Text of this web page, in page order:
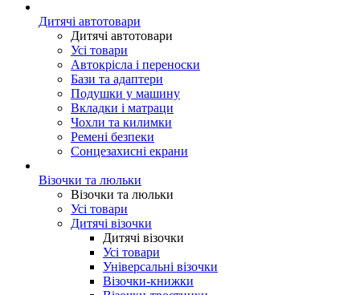
Дитячі автотовари
Дитячі автотовари
Усі товари
Автокрісла і переноски
Бази та адаптери
Подушки у машину
Вкладки і матраци
Чохли та килимки
Ремені безпеки
Сонцезахисні екрани
Візочки та люльки
Візочки та люльки
Усі товари
Дитячі візочки
Дитячі візочки
Усі товари
Універсальні візочки
Візочки-книжки